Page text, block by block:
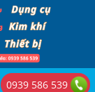
0939 586 539